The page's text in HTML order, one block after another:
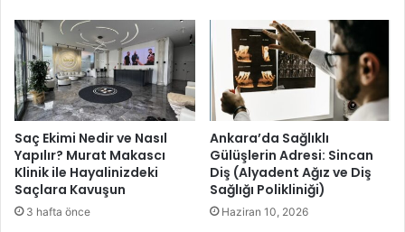
A
n
ı
t
ı
’
n
ı
B
a
k
Saç Ekimi Nedir ve Nasıl
Yapılır? Murat Makascı
Klinik ile Hayalinizdeki
Saçlara Kavuşun
3 hafta önce
Ankara’da Sağlıklı
Gülüşlerin Adresi: Sincan
Diş (Alyadent Ağız ve Diş
Sağlığı Polikliniği)
Haziran 10, 2026